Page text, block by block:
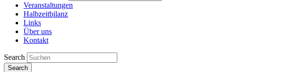
Veranstaltungen
Halbzeitbilanz
Links
Über uns
Kontakt
Search